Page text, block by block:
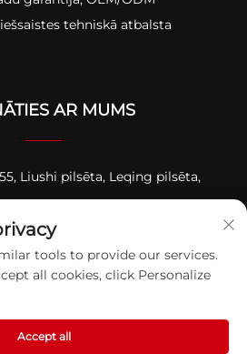
tehniskā atbalsta
AR MUMS
Liushi pilsēta, Leqing pilsēta,
PQUAN Technology Co. Ltd.
tools to provide our services.
all cookies, click Personalize
Accept all